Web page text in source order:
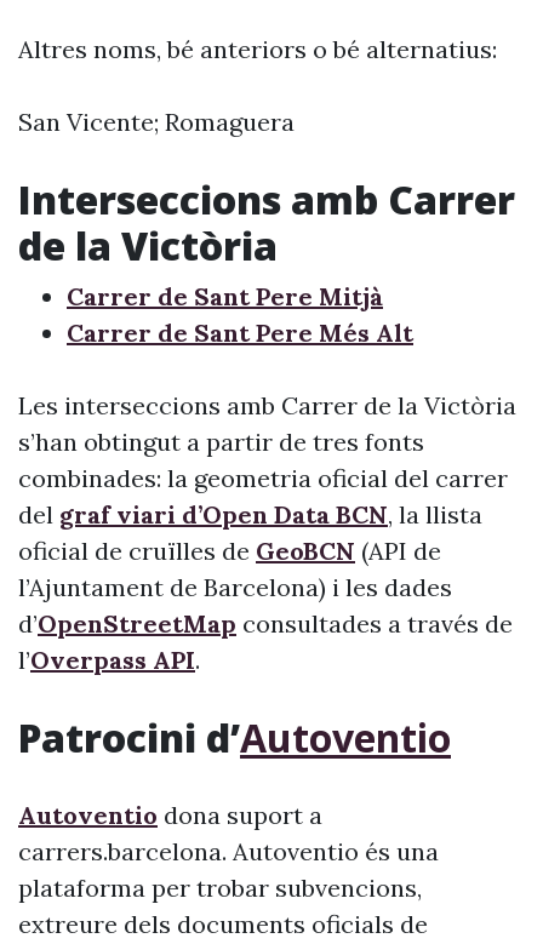
Altres noms, bé anteriors o bé alternatius:
San Vicente; Romaguera
Interseccions amb Carrer
de la Victòria
Carrer de Sant Pere Mitjà
Carrer de Sant Pere Més Alt
Les interseccions amb Carrer de la Victòria
s’han obtingut a partir de tres fonts
combinades: la geometria oficial del carrer
del graf viari d’Open Data BCN, la llista
oficial de cruïlles de GeoBCN (API de
l’Ajuntament de Barcelona) i les dades
d’OpenStreetMap consultades a través de
l’Overpass API.
Patrocini d’Autoventio
Autoventio dona suport a
carrers.barcelona. Autoventio és una
plataforma per trobar subvencions,
extreure dels documents oficials de